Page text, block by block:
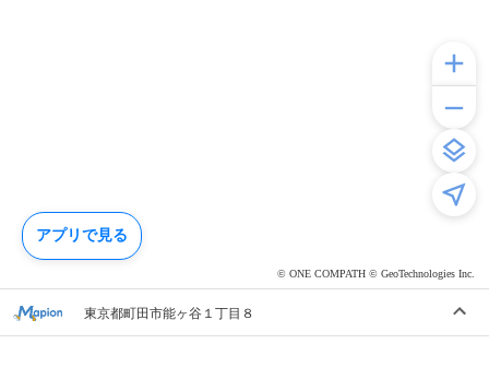
© ONE COMPATH © GeoTechnologies Inc.
東京都町田市能ヶ谷１丁目８
アプリで見る